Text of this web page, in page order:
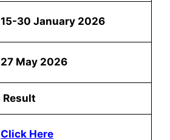
15-30 January 2026
27 May 2026
Result
Click Here